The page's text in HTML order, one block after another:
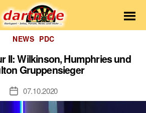
Dartn.de
Kategorien
NEWS PDC
II: Wilkinson, Humphries und
Gruppensieger
Veröffentlichungsdatum
07.10.2020